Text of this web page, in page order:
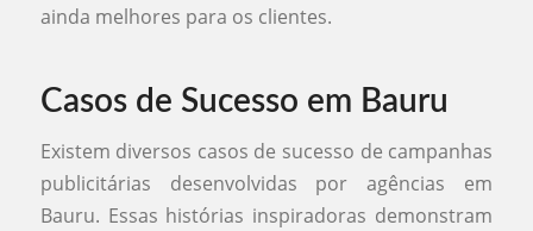
ainda melhores para os clientes.
Casos de Sucesso em Bauru
Existem diversos casos de sucesso de campanhas
publicitárias desenvolvidas por agências em
Bauru. Essas histórias inspiradoras demonstram